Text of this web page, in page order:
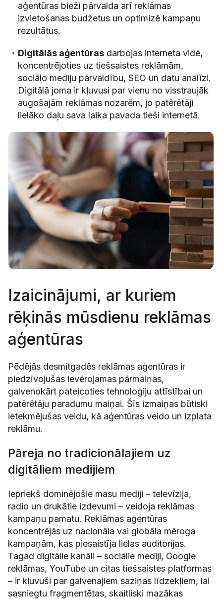
aģentūras bieži pārvalda arī reklāmas
izvietošanas budžetus un optimizē kampaņu
rezultātus.
Digitālās aģentūras darbojas interneta vidē,
koncentrējoties uz tiešsaistes reklāmām,
sociālo mediju pārvaldību, SEO un datu analīzi.
Digitālā joma ir kļuvusi par vienu no visstraujāk
augošajām reklāmas nozarēm, jo patērētāji
lielāko daļu sava laika pavada tieši internetā.
Izaicinājumi, ar kuriem
rēķinās mūsdienu reklāmas
aģentūras
Pēdējās desmitgadēs reklāmas aģentūras ir
piedzīvojušas ievērojamas pārmaiņas,
galvenokārt pateicoties tehnoloģiju attīstībai un
patērētāju paradumu maiņai. Šīs izmaiņas būtiski
ietekmējušas veidu, kā aģentūras veido un izplata
reklāmu.
Pāreja no tradicionālajiem uz
digitāliem medijiem
Iepriekš dominējošie masu mediji – televīzija,
radio un drukātie izdevumi – veidoja reklāmas
kampaņu pamatu. Reklāmas aģentūras
koncentrējās uz nacionāla vai globāla mēroga
kampaņām, kas piesaistīja lielas auditorijas.
Tagad digitālie kanāli – sociālie mediji, Google
reklāmas, YouTube un citas tiešsaistes platformas
– ir kļuvuši par galvenajiem saziņas līdzekļiem, lai
sasniegtu fragmentētas, skaitliski mazākas